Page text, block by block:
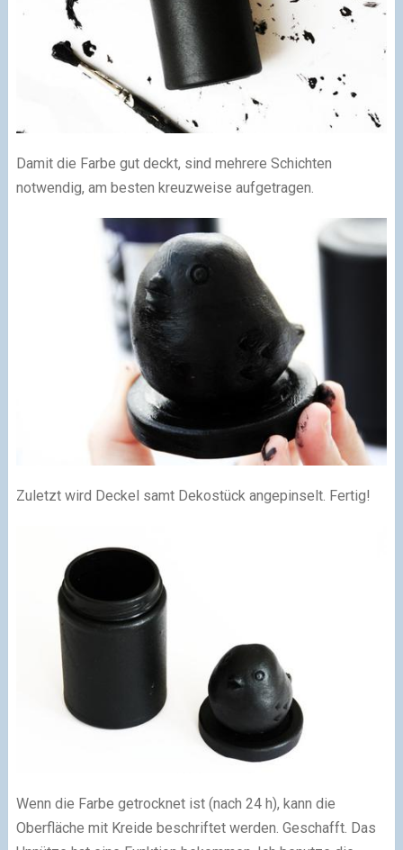
Damit die Farbe gut deckt, sind mehrere Schichten
notwendig, am besten kreuzweise aufgetragen.
Zuletzt wird Deckel samt Dekostück angepinselt. Fertig!
Wenn die Farbe getrocknet ist (nach 24 h), kann die
Oberfläche mit Kreide beschriftet werden. Geschafft. Das